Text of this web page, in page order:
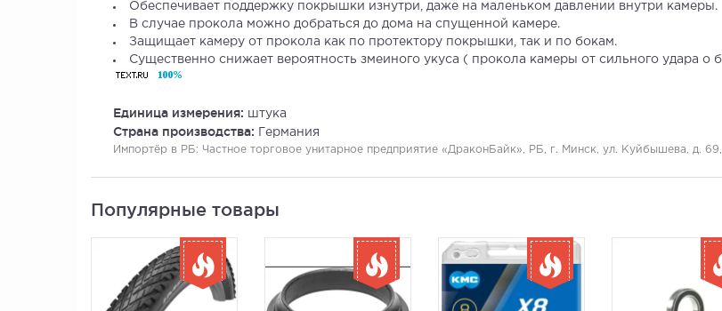
Обеспечивает поддержку покрышки изнутри, даже на маленьком давлении внутри камеры.
В случае прокола можно добраться до дома на спущенной камере.
Защищает камеру от прокола как по протектору покрышки, так и по бокам.
Существенно снижает вероятность змеиного укуса ( прокола камеры от сильного удара о
Единица измерения: штука
Страна производства: Германия
Импортёр в РБ: Частное торговое унитарное предприятие «ДраконБайк», РБ, г. Минск, ул. Куйбышева, д.
Популярные товары